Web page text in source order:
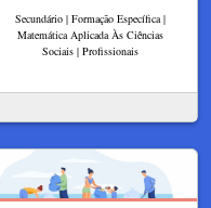
Secundário | Formação Específica |
Matemática Aplicada Às Ciências
Sociais | Profissionais